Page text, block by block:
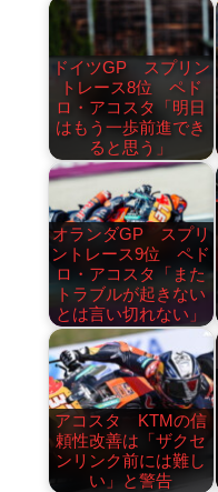
ドイツGP スプリン
トレース8位 ペド
ロ・アコスタ「明日
はもう一歩前進でき
ると思う」
オランダGP スプリ
ントレース9位 ペド
ロ・アコスタ「また
トラブルが起きない
とは言い切れない」
アコスタ KTMの信
頼性改善は「ザクセ
ンリンク前には難し
い」と警告